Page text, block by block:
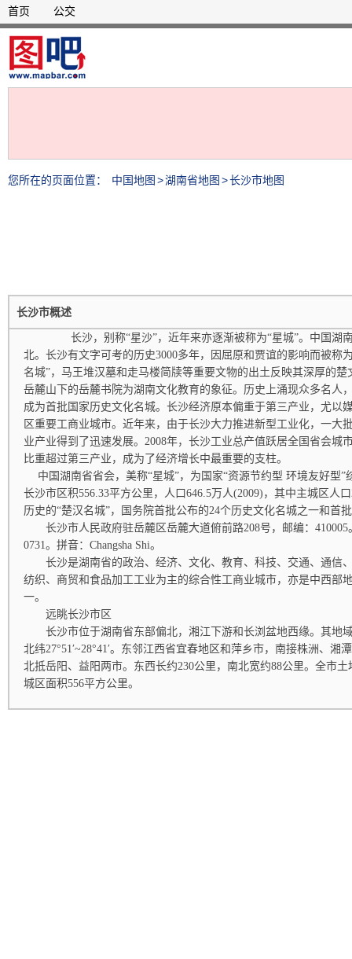
首页 公交
您所在的页面位置： 中国地图 >湖南省地图 >长沙市地图
长沙市概述
长沙，别称“星沙”，近年来亦逐渐被称为“星城”。中国湖
北。长沙有文字可考的历史3000多年，因屈原和贾谊的影响而被称
名城”，马王堆汉墓和走马楼简牍等重要文物的出土反映其深厚的
岳麓山下的岳麓书院为湖南文化教育的象征。历史上涌现众多名人
成为首批国家历史文化名城。长沙经济原本偏重于第三产业，尤以
区重要工商业城市。近年来，由于长沙大力推进新型工业化，一大
业产业得到了迅速发展。2008年，长沙工业总产值跃居全国省会城
比重超过第三产业，成为了经济增长中最重要的支柱。
中国湖南省省会，美称“星城”，为国家“资源节约型 环境友好型”
长沙市区积556.33平方公里，人口646.5万人(2009)，其中主城区人
历史的“楚汉名城”，国务院首批公布的24个历史文化名城之一和首
长沙市人民政府驻岳麓区岳麓大道俯前路208号，邮编：410005
0731。拼音：Changsha Shi。
长沙是湖南省的政治、经济、文化、教育、科技、交通、通信
纺织、商贸和食品加工工业为主的综合性工商业城市，亦是中西部
一。
远眺长沙市区
长沙市位于湖南省东部偏北，湘江下游和长浏盆地西缘。其地域
北纬27°51′~28°41′。东邻江西省宜春地区和萍乡市，南接株洲、湘
北抵岳阳、益阳两市。东西长约230公里，南北宽约88公里。全市土
城区面积556平方公里。